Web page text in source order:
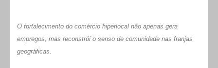
O fortalecimento do comércio hiperlocal não apenas gera
empregos, mas reconstrói o senso de comunidade nas franjas
geográficas.